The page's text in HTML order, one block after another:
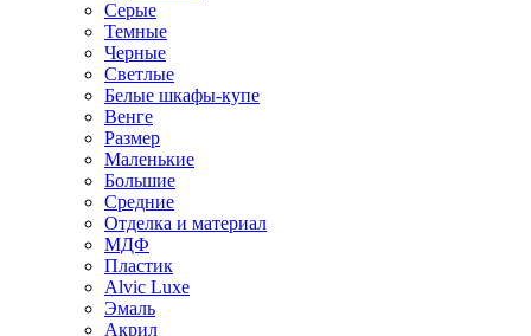
Серые
Темные
Черные
Светлые
Белые шкафы-купе
Венге
Размер
Маленькие
Большие
Средние
Отделка и материал
МДФ
Пластик
Alvic Luxe
Эмаль
Акрил